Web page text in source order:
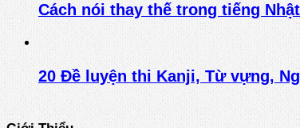
Cách nói thay thế trong tiếng Nhật
20 Đề luyện thi Kanji, Từ vựng,